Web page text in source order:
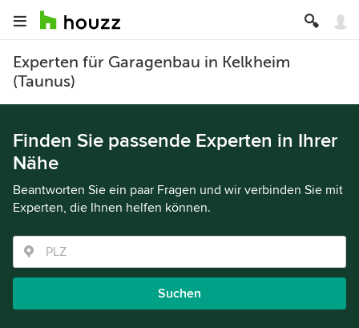
Experten für Garagenbau in Kelkheim
(Taunus)
Finden Sie passende Experten in Ihrer
Nähe
Beantworten Sie ein paar Fragen und wir verbinden Sie mit
Experten, die Ihnen helfen können.
Suchen